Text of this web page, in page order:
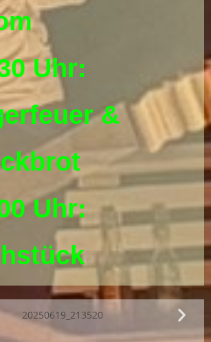
Uhr:
&
Uhr: